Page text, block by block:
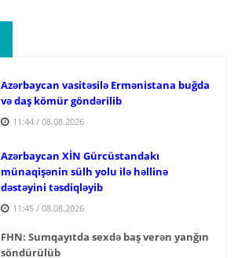
Azərbaycan vasitəsilə Ermənistana buğda
və daş kömür göndərilib
11:44 / 08.08.2026
Azərbaycan XİN Gürcüstandakı
münaqişənin sülh yolu ilə həllinə
dəstəyini təsdiqləyib
11:45 / 08.08.2026
FHN: Sumqayıtda sexdə baş verən yanğın
söndürülüb